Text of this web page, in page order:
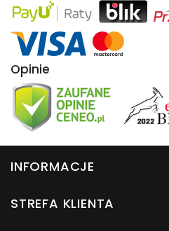
Opinie
INFORMACJE
STREFA KLIENTA